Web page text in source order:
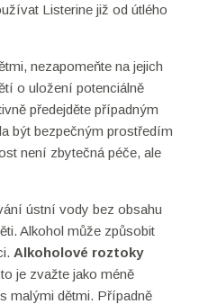
Listerine již od útlého
nezapomeňte na jejich
o uložení potenciálně
předejděte případným
být bezpečným prostředím
není zbytečná péče, ale
ústní vody bez obsahu
Alkohol může způsobit
Alkoholové roztoky
je zvažte jako méně
malými dětmi. Případně